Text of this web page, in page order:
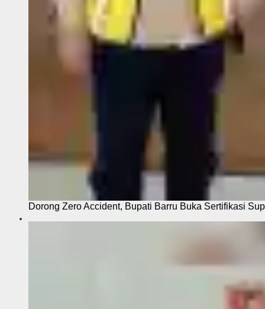
Dorong Zero Accident, Bupati Barru Buka Sertifikasi